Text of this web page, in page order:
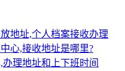
地址,个人档案接收办理
心,接收地址是哪里?
理地址和上下班时间